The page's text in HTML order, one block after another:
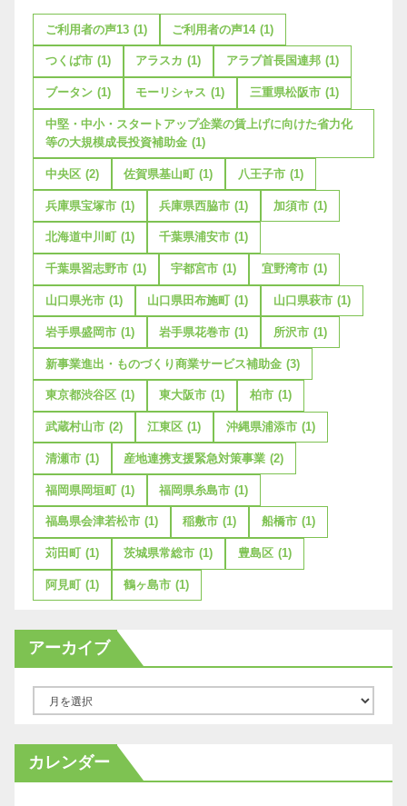
ご利用者の声13 (1) ご利用者の声14 (1)
つくば市 (1) アラスカ (1) アラブ首長国連邦 (1)
ブータン (1) モーリシャス (1) 三重県松阪市 (1)
中堅・中小・スタートアップ企業の賃上げに向けた省力化
等の大規模成長投資補助金 (1)
中央区 (2) 佐賀県基山町 (1) 八王子市 (1)
兵庫県宝塚市 (1) 兵庫県西脇市 (1) 加須市 (1)
北海道中川町 (1) 千葉県浦安市 (1)
千葉県習志野市 (1) 宇都宮市 (1) 宜野湾市 (1)
山口県光市 (1) 山口県田布施町 (1) 山口県萩市 (1)
岩手県盛岡市 (1) 岩手県花巻市 (1) 所沢市 (1)
新事業進出・ものづくり商業サービス補助金 (3)
東京都渋谷区 (1) 東大阪市 (1) 柏市 (1)
武蔵村山市 (2) 江東区 (1) 沖縄県浦添市 (1)
清瀬市 (1) 産地連携支援緊急対策事業 (2)
福岡県岡垣町 (1) 福岡県糸島市 (1)
福島県会津若松市 (1) 稲敷市 (1) 船橋市 (1)
苅田町 (1) 茨城県常総市 (1) 豊島区 (1)
阿見町 (1) 鶴ヶ島市 (1)
アーカイブ
カ
イ
カレンダー